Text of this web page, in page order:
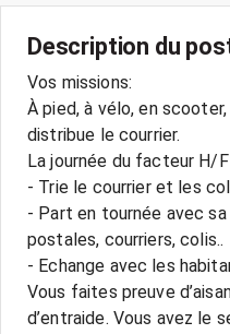
Description du
Vos missions:
À pied, à vélo, en
distribue le courrier.
La journée du facteur H/F
- Trie le courrier et les
- Part en tournée avec
postales, courriers, colis..
- Echange avec les
Vous faites preuve
d’entraide. Vous avez le